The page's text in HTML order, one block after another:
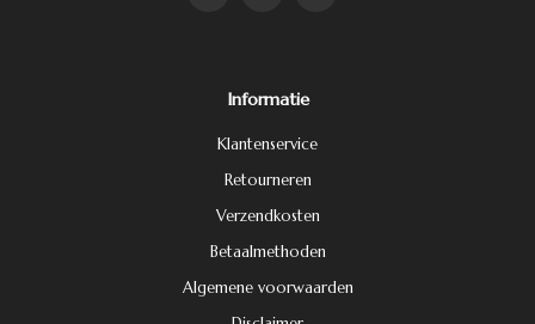
Informatie
Klantenservice
Retourneren
Verzendkosten
Betaalmethoden
Algemene voorwaarden